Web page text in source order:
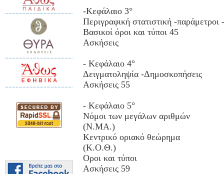
-Κεφάλαιο 3°
Περιγραφική στατιστική -παράμετροι
Βασικοί όροι και τύποι 45
Ασκήσεις
- Κεφάλαιο 4°
Δειγματοληψία -Δημοσκοπήσεις
Ασκήσεις 55
- Κεφάλαιο 5°
Νόμοι των μεγάλων αριθμών
(Ν.ΜΑ.)
Κεντρικό οριακό θεώρημα
(Κ.Ο.Θ.)
Οροι και τύποι
Ασκήσεις 59